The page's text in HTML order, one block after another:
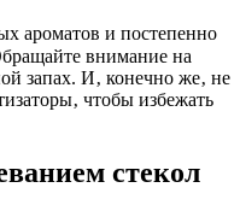
ароматов и постепенно
внимание на
запах. И‚ конечно же‚ не
чтобы избежать
стекол